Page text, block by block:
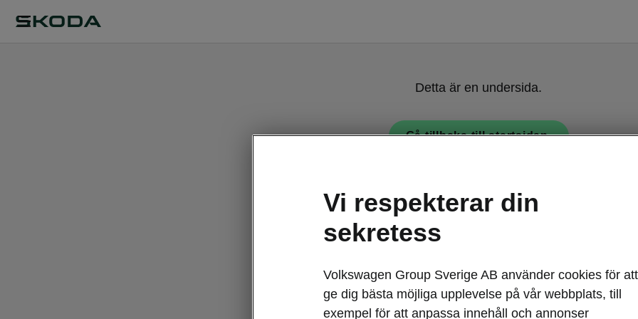
Detta är en undersida.
Gå tillbaka till startsidan.
Škoda Kamiq
Stilig
Vi respekterar din
sekretess
Volkswagen Group Sverige AB använder cookies för att
ge dig bästa möjliga upplevelse på vår webbplats, till
exempel för att anpassa innehåll och annonser